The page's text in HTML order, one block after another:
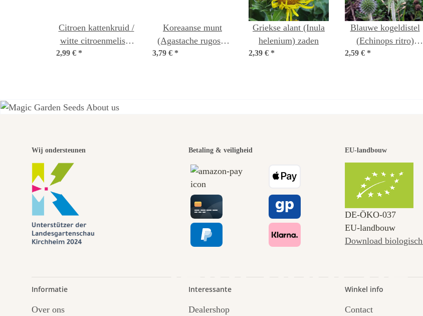
Citroen kattenkruid /
witte citroenmelisse
(Nepeta cataria ssp.
2,99 € *
Koreaanse munt
(Agastache rugosa)
bio zaad
3,79 € *
Griekse alant (Inula
helenium) zaden
2,39 € *
Blauwe kogeldistel
(Echinops ritro)
2,59 € *
Een van de
paden naar
leidt door de
Wij ondersteunen Betaling & veiligheid EU-landbouw
DE‑ÖKO‑037
EU-landbouw
Download
Informatie
Over ons
Interessante
Dealershop
Winkel info
Contact